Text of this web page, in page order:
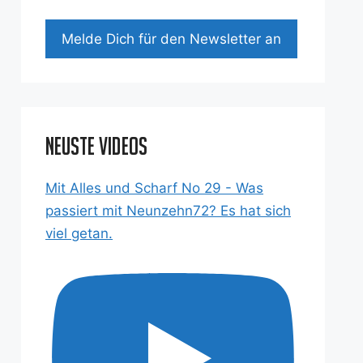
Mel­de Dich für den News­let­ter an
Neuste Videos
Mit Alles und Scharf No 29 - Was
passiert mit Neunzehn72? Es hat sich
viel getan.